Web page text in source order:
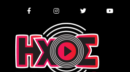
content